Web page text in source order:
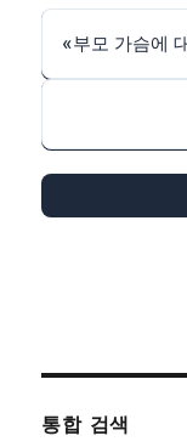
«부모 가슴에
통합 검색